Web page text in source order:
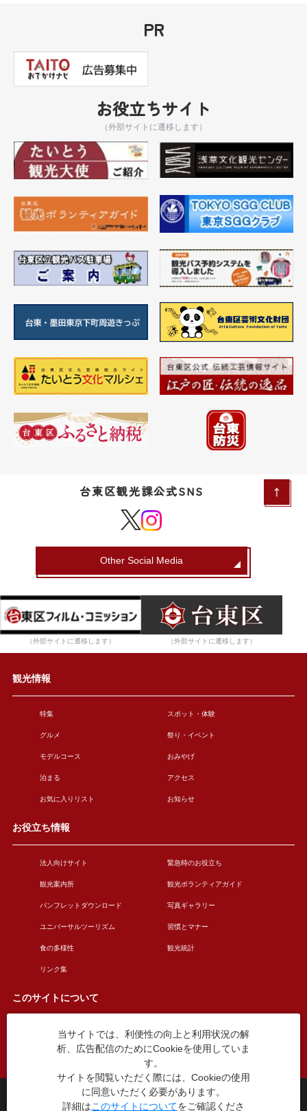
PR
お役立ちサイト
（外部サイトに遷移します）
台東区観光課公式SNS
Other Social Media
（外部サイトに遷移します） （外部サイトに遷移します）
観光情報
特集 スポット・体験
グルメ 祭り・イベント
モデルコース おみやげ
泊まる アクセス
お気に入りリスト お知らせ
お役立ち情報
法人向けサイト 緊急時のお役立ち
観光案内所 観光ボランティアガイド
パンフレットダウンロード 写真ギャラリー
ユニバーサルツーリズム 習慣とマナー
食の多様性 観光統計
リンク集
このサイトについて
このサイトについて 広告掲載について
お問い合わせ
台東区役所観光課
〒110-8615 東京都台東区東上野4丁目5番6号
当サイトでは、利便性の向上と利用状況の解
析、広告配信のためにCookieを使用していま
す。
サイトを閲覧いただく際には、Cookieの使用
に同意いただく必要があります。
詳細はこのサイトについてをご確認くださ